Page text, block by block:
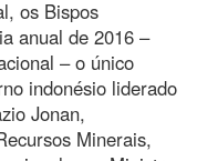
os Bispos
anual de 2016 –
– o único
indonésio liderado
Jonan,
Minerais,